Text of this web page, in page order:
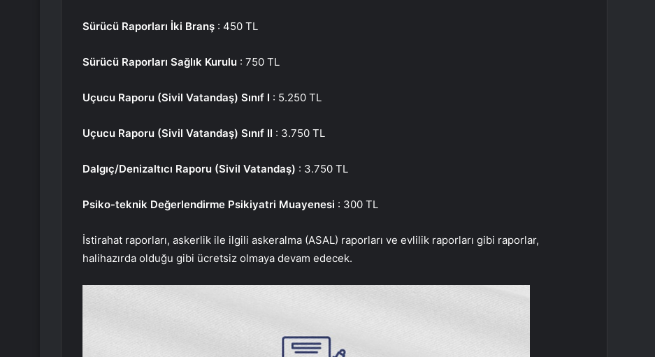
Sürücü Raporları İki Branş : 450 TL
Sürücü Raporları Sağlık Kurulu : 750 TL
Uçucu Raporu (Sivil Vatandaş) Sınıf I : 5.250 TL
Uçucu Raporu (Sivil Vatandaş) Sınıf II : 3.750 TL
Dalgıç/Denizaltıcı Raporu (Sivil Vatandaş) : 3.750 TL
Psiko-teknik Değerlendirme Psikiyatri Muayenesi : 300 TL
İstirahat raporları, askerlik ile ilgili askeralma (ASAL) raporları ve evlilik raporları gibi raporlar,
halihazırda olduğu gibi ücretsiz olmaya devam edecek.